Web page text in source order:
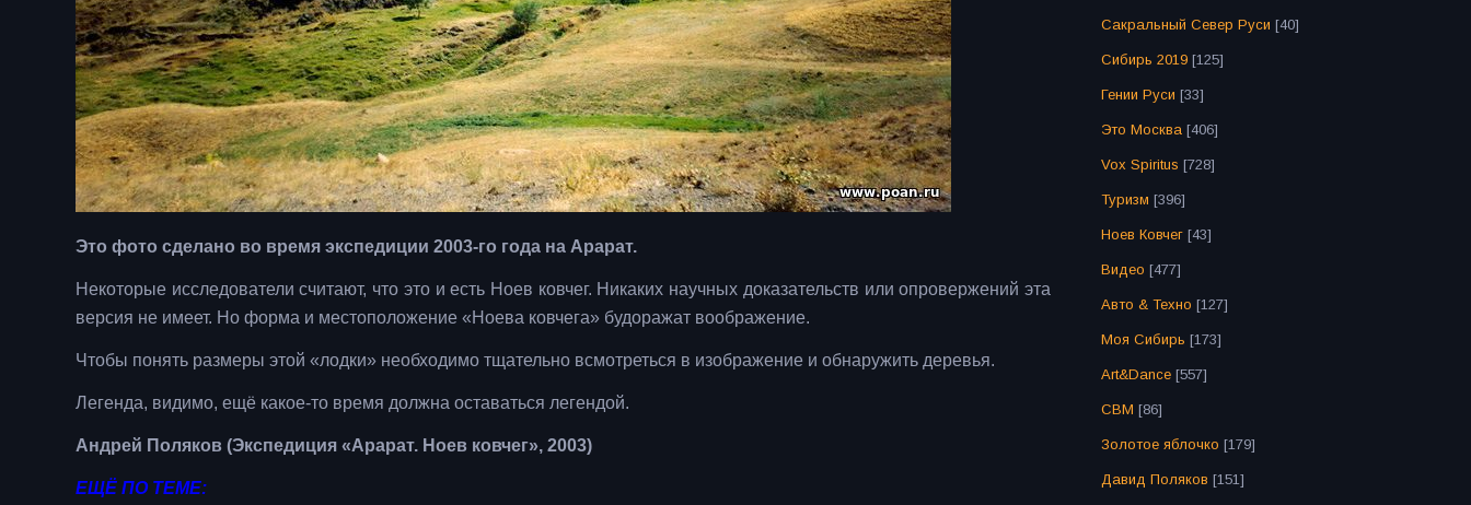
Это фото сделано во время экспедиции 2003-го года на Арарат.
Некоторые исследователи считают, что это и есть Ноев ковчег. Никаких научных доказательств или опровержений эта
версия не имеет. Но форма и местоположение «Ноева ковчега» будоражат воображение.
Чтобы понять размеры этой «лодки» необходимо тщательно всмотреться в изображение и обнаружить деревья.
Легенда, видимо, ещё какое-то время должна оставаться легендой.
Андрей Поляков (Экспедиция «Арарат. Ноев ковчег», 2003)
ЕЩЁ ПО ТЕМЕ:
Сакральный Север Руси [40]
Сибирь 2019 [125]
Гении Руси [33]
Это Москва [406]
Vox Spiritus [728]
Туризм [396]
Ноев Ковчег [43]
Видео [477]
Авто & Техно [127]
Моя Сибирь [173]
Art&Dance [557]
СВМ [86]
Золотое яблочко [179]
Давид Поляков [151]